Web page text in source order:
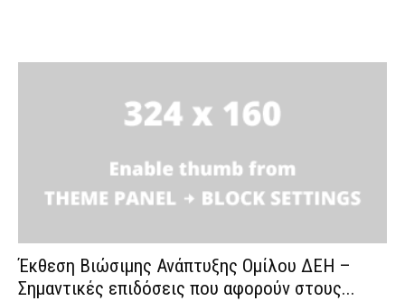
Έκθεση Βιώσιμης Ανάπτυξης Ομίλου ΔΕΗ –
Σημαντικές επιδόσεις που αφορούν στους...